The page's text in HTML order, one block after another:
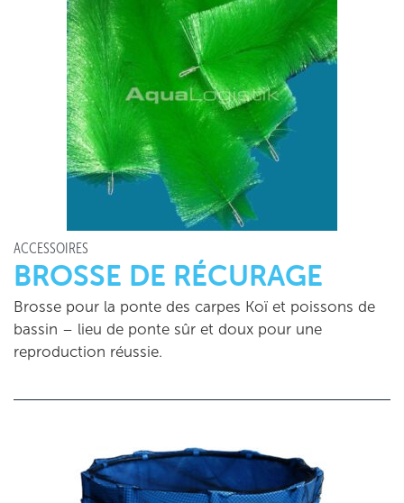
ACCESSOIRES
BROSSE DE RÉCURAGE
Brosse pour la ponte des carpes Koï et poissons de
bassin – lieu de ponte sûr et doux pour une
reproduction réussie.